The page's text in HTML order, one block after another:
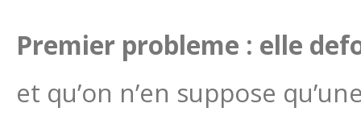
Premier probleme : elle
et qu’on n’en suppose